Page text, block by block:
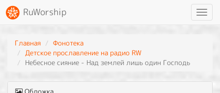
RuWorship
Главная
Фонотека
Детское прославление на радио RW
Небесное сияние - Над землей лишь один Господь